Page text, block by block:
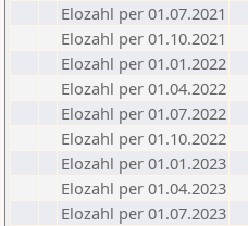
Elozahl per 01.07.2021
Elozahl per 01.10.2021
Elozahl per 01.01.2022
Elozahl per 01.04.2022
Elozahl per 01.07.2022
Elozahl per 01.10.2022
Elozahl per 01.01.2023
Elozahl per 01.04.2023
Elozahl per 01.07.2023